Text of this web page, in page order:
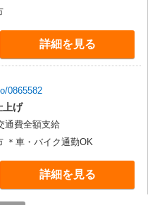
詳細を見る
0865582
上げ
通費全額支給
＊車・バイク通勤OK
詳細を見る